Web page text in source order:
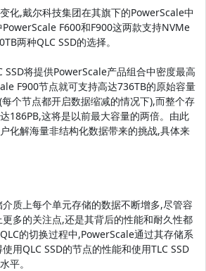
,戴尔科技集团在其旗下的PowerScale中
PowerScale F600和F900这两款支持NVMe
两种QLC SSD的选择。
将提供PowerScale产品组合中密度最高
F900节点就可支持高达736TB的原始容量
个节点都开启数据缩减的情况下),而整个存
186PB,这将是以前最大容量的两倍。由此
化解海量非结构化数据带来的挑战,具体来
上每个单元存储的数据不断增多,尽管容
多的关注点,还是其背后的性能和耐久性都
的切换过程中,PowerScale通过其存储系
用QLC SSD的节点的性能和使用TLC SSD
平。